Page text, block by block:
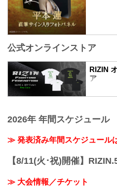
公式オンラインストア
RIZIN
ア
日本の
う。
2026年 年間スケジュール
≫ 発表済み年間スケジュール
【8/11(火･祝)開催】
≫ 大会情報／チケット